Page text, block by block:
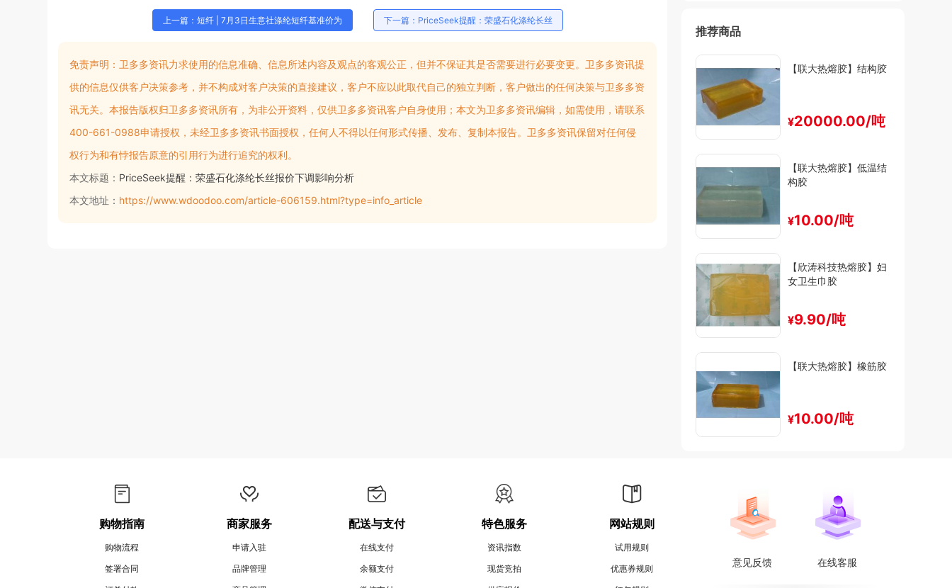
上一篇：短纤 | 7月3日生意社涤纶短纤基准价为 下一篇：PriceSeek提醒：荣盛石化涤纶长丝
免责声明： 卫多多资讯力求使用的信息准确、信息所述内容及观点的客观公正，但并不保证其是否需要进行必要变更。卫多多资讯提
供的信息仅供客户决策参考，并不构成对客户决策的直接建议，客户不应以此取代自己的独立判断，客户做出的任何决策与卫多多资
讯无关。本报告版权归卫多多资讯所有，为非公开资料，仅供卫多多资讯客户自身使用；本文为卫多多资讯编辑，如需使用，请联系
400-661-0988申请授权，未经卫多多资讯书面授权，任何人不得以任何形式传播、发布、复制本报告。卫多多资讯保留对任何侵
权行为和有悖报告原意的引用行为进行追究的权利。
本文标题： PriceSeek提醒：荣盛石化涤纶长丝报价下调影响分析
本文地址： https://www.wdoodoo.com/article-606159.html?type=info_article
推荐商品
【联大热熔胶】结构胶
¥20000.00/吨
【联大热熔胶】低温结
构胶
¥10.00/吨
【欣涛科技热熔胶】妇
女卫生巾胶
¥9.90/吨
【联大热熔胶】橡筋胶
¥10.00/吨
购物指南
购物流程
签署合同
商家服务
申请入驻
品牌管理
配送与支付
在线支付
余额支付
特色服务
资讯指数
现货竞拍
网站规则
试用规则
优惠券规则
意见反馈 在线客服